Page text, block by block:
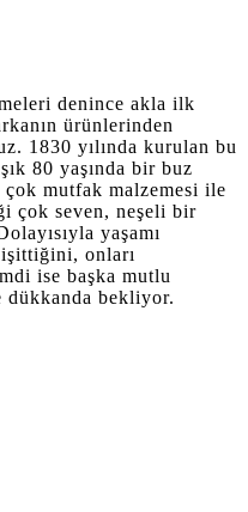
denince akla ilk
ürünlerinden
1830 yılında kurulan bu
80 yaşında bir buz
çok mutfak malzemesi ile
çok seven, neşeli bir
yaşamı
onları
ise başka mutlu
dükkanda bekliyor.